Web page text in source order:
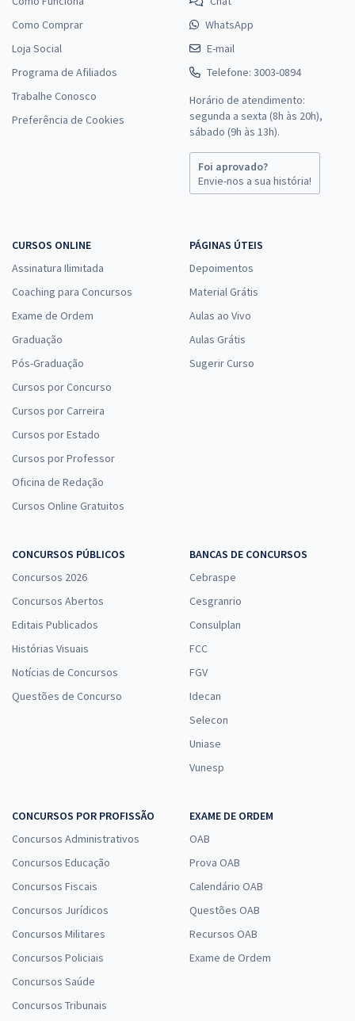
Como Comprar
Loja Social
Programa de Afiliados
Trabalhe Conosco
Preferência de Cookies
WhatsApp
E-mail
Telefone: 3003-0894
Horário de atendimento:
segunda a sexta (8h às 20h),
sábado (9h às 13h).
Foi aprovado?
Envie-nos a sua história!
CURSOS ONLINE
Assinatura Ilimitada
Coaching para Concursos
Exame de Ordem
Graduação
Pós-Graduação
Cursos por Concurso
Cursos por Carreira
Cursos por Estado
Cursos por Professor
Oficina de Redação
Cursos Online Gratuitos
PÁGINAS ÚTEIS
Depoimentos
Material Grátis
Aulas ao Vivo
Aulas Grátis
Sugerir Curso
CONCURSOS PÚBLICOS
Concursos 2026
Concursos Abertos
Editais Publicados
Histórias Visuais
Notícias de Concursos
Questões de Concurso
BANCAS DE CONCURSOS
Cebraspe
Cesgranrio
Consulplan
FCC
FGV
Idecan
Selecon
Uniase
Vunesp
CONCURSOS POR PROFISSÃO
Concursos Administrativos
Concursos Educação
Concursos Fiscais
Concursos Jurídicos
Concursos Militares
Concursos Policiais
Concursos Saúde
Concursos Tribunais
EXAME DE ORDEM
OAB
Prova OAB
Calendário OAB
Questões OAB
Recursos OAB
Exame de Ordem